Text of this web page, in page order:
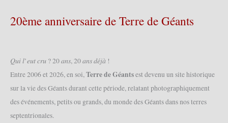
des
Entêtés)
20ème anniversaire de Terre de Géants
𝑄𝑢𝑖 𝑙’𝑒𝑢𝑡 𝑐𝑟𝑢 ? 20 𝑎𝑛𝑠, 20 𝑎𝑛𝑠 𝑑𝑒́𝑗𝑎̀ !
Entre 2006 et 2026, en soi, Terre de Géantsest devenu un site historique
sur la vie des Géants durant cette période, relatant photographiquement
des événements, petits ou grands, du monde des Géants dans nos terres
septentrionales.